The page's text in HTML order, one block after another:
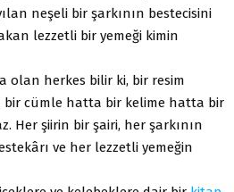
neşeli bir şarkının bestecisini
lezzetli bir yemeği kimin
olan herkes bilir ki, bir resim
cümle hatta bir kelime hatta bir
Her şiirin bir şairi, her şarkının
ve her lezzetli yemeğin